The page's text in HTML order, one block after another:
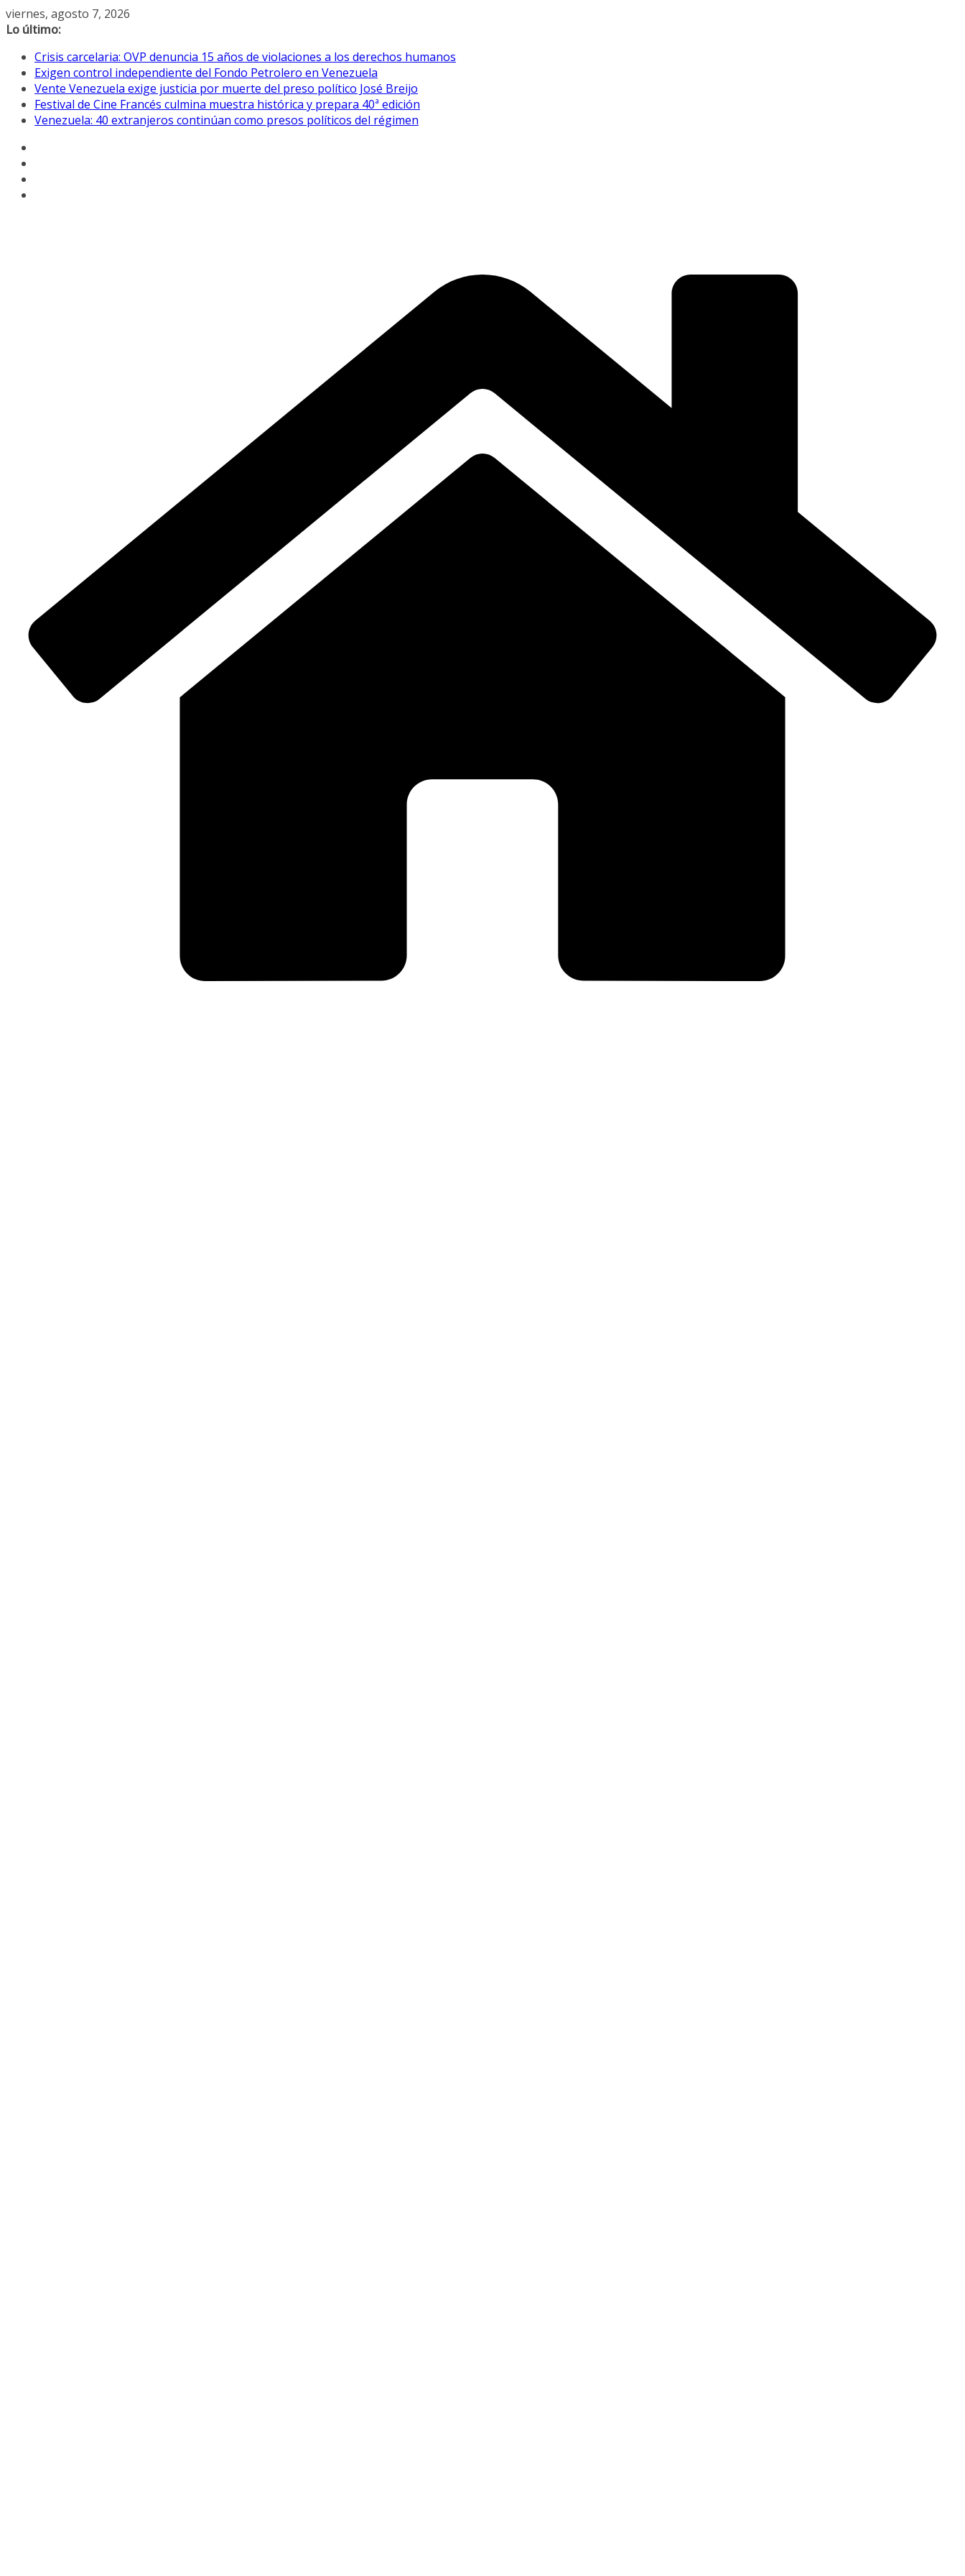
Saltar
al
viernes, agosto 7, 2026
Lo último:
Crisis carcelaria: OVP denuncia 15 años de violaciones a los derechos humanos
Exigen control independiente del Fondo Petrolero en Venezuela
Vente Venezuela exige justicia por muerte del preso político José Breijo
Festival de Cine Francés culmina muestra histórica y prepara 40ª edición
Venezuela: 40 extranjeros continúan como presos políticos del régimen